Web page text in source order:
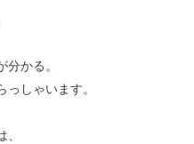
かる。
しゃいます。